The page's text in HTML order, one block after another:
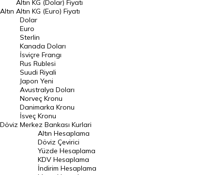
Euro Kuru
Pound Kuru
Frank Kuru
Riyal Kuru
Avustralya Doları
Danimarka Kronu Kuru
Kanada Doları Kuru
Norveç Kronu Kuru
İsveç Kronu Kuru
Japon Yeni Kuru
Serbest Piyasa Döviz Kurları
Altın
Altın KG (Dolar) Fiyatı
Altın KG (Euro) Fiyatı
Döviz
Dolar
Euro
Sterlin
Kanada Doları
İsviçre Frangı
Rus Rublesi
Suudi Riyali
Japon Yeni
Avustralya Doları
Norveç Kronu
Danimarka Kronu
İsveç Kronu
Merkez Bankası Kurlari
Altın Hesaplama
Döviz Çevirici
Yüzde Hesaplama
KDV Hesaplama
İndirim Hesaplama